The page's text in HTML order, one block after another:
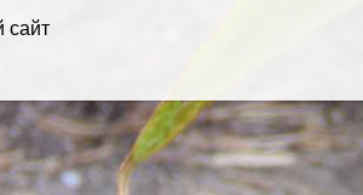
сайт